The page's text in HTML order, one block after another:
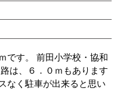
です。 前田小学校・協和
は、６．０ｍもあります
なく駐車が出来ると思い